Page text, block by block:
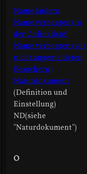
Name ändern
Name verbergen (in
der Onlineliste)
Name verbergen (vor
nicht angemeldeten
Besuchern)
Naturdokument
(Definition und
Einstellung)
ND(siehe
"Naturdokument")
O